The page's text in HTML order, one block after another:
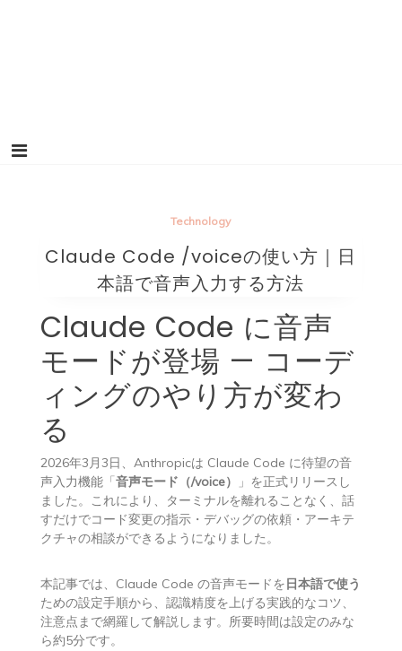
Technology
Claude Code /voiceの使い方｜日
本語で音声入力する方法
Claude Code に音声
モードが登場 — コーデ
ィングのやり方が変わ
る
2026年3月3日、Anthropicは Claude Code に待望の音
声入力機能「音声モード（/voice）
」を正式リリースし
ました。これにより、ターミナルを離れることなく、話
すだけでコード変更の指示・デバッグの依頼・アーキテ
クチャの相談ができるようになりました。
本記事では、Claude Code の音声モードを日本語で使う
ための設定手順から、認識精度を上げる実践的なコツ、
注意点まで網羅して解説します。所要時間は設定のみな
ら約5分です。